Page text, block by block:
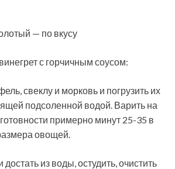
— по вкусу
с горчичным соусом:
свеклу и морковь и погрузить их
подсоленной водой. Варить на
примерно минут 25-35 в
овощей.
из воды, остудить, очистить